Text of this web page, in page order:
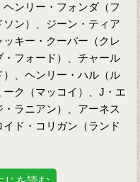
ンリー・フォンダ（フ
ン）、ジーン・ティア
キー・クーパー（クレ
フォード）、チャール
、ヘンリー・ハル（ル
ク（マッコイ）、J・エ
ラニアン）、アーネス
ド・コリガン（ランド